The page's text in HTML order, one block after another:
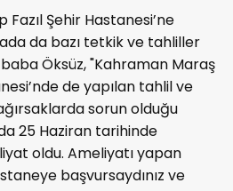
Şehir Hastanesi’ne
da bazı tetkik ve tahliller
baba Öksüz, "Kahraman Maraş
de yapılan tahlil ve
sorun olduğu
25 Haziran tarihinde
oldu. Ameliyatı yapan
başvursaydınız ve